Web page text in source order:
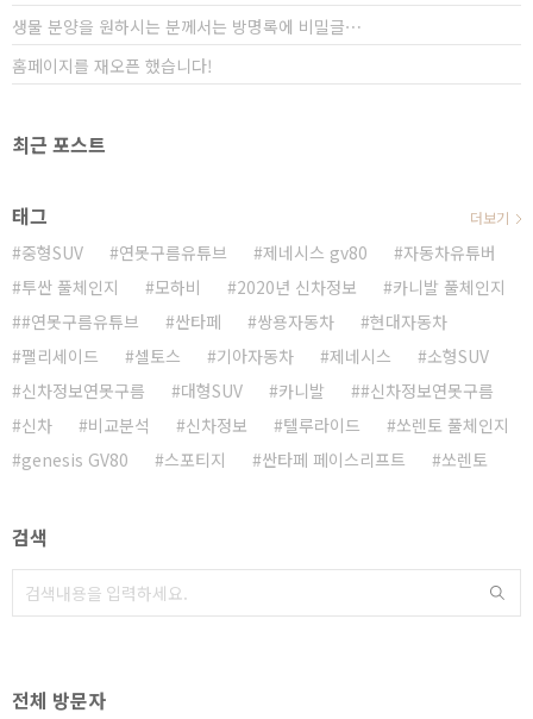
생물 분양을 원하시는 분께서는 방명록에 비밀글⋯
홈페이지를 재오픈 했습니다!
최근 포스트
태그
중형SUV 연못구름유튜브 제네시스 gv80
자동차유튜버
투싼 풀체인지
모하비 2020년 신차정보
카니발 풀체인지
#연못구름유튜브
싼타페 쌍용자동차
현대자동차
팰리세이드
셀토스 기아자동차 제네시스
소형SUV
신차정보연못구름
대형SUV 카니발
#신차정보연못구름
신차
비교분석 신차정보 텔루라이드
쏘렌토 풀체인지
genesis GV80
스포티지 싼타페 페이스리프트 쏘렌토
더보기
검색
전체 방문자